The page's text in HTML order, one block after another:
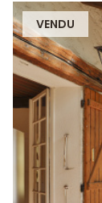
VENDU